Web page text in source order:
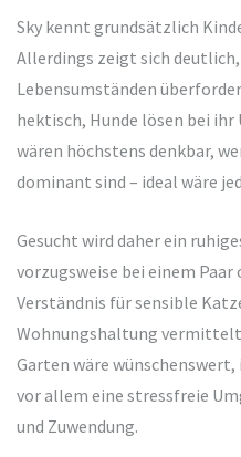
Sky kennt grundsätzlich
Allerdings zeigt sich deutlich,
Lebensumständen
hektisch, Hunde lösen bei ihr
wären höchstens denkbar,
dominant sind – ideal wäre
Gesucht wird daher ein
vorzugsweise bei einem
Verständnis für sensible
Wohnungshaltung
Garten wäre
vor allem eine stressfreie
und Zuwendung.